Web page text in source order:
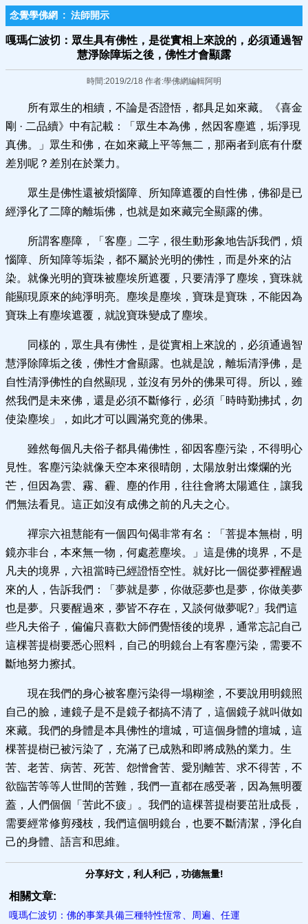
念覺學佛網 : 法師開示
嘎瑪仁波切：眾生具有佛性，是從實相上來說的，必須通過智
慧淨除障垢之後，佛性才會顯露
時間:2019/2/18 作者:學佛網編輯阿明
所有眾生的相續，不論是否證悟，都具足如來藏。《喜金
剛 · 二品續》中有記載：「眾生本為佛，然因客塵遮，垢淨現
真佛。」眾生和佛，在如來藏上平等無二，那兩者到底有什麼
差別呢？差別在於業力。
眾生是佛性還被煩惱障、所知障遮覆的自性佛，佛卻是已
經淨化了二障的離垢佛，也就是如來藏完全顯露的佛。
所謂客塵障，「客塵」二字，很生動形象地告訴我們，煩
惱障、所知障等垢染，都不屬於光明的佛性，而是外來的沾
染。就像光明的寶珠被塵埃所遮覆，只要清淨了塵埃，寶珠就
能顯現原來的純淨明亮。塵埃是塵埃，寶珠是寶珠，不能因為
寶珠上有塵埃遮覆，就說寶珠變成了塵埃。
同樣的，眾生具有佛性，是從實相上來說的，必須通過智
慧淨除障垢之後，佛性才會顯露。也就是說，離垢清淨佛，是
自性清淨佛性的自然顯現，並沒有另外的佛果可得。所以，雖
然我們是未來佛，還是必須不斷修行，必須「時時勤拂拭，勿
使染塵埃」，如此才可以圓滿究竟的佛果。
雖然每個凡夫俗子都具備佛性，卻因客塵污染，不得明心
見性。客塵污染就像天空本來很晴朗，太陽放射出燦爛的光
芒，但因為雲、霧、霾、塵的作用，往往會將太陽遮住，讓我
們無法看見。這正如沒有成佛之前的凡夫之心。
禪宗六祖慧能有一個四句偈非常有名：「菩提本無樹，明
鏡亦非台，本來無一物，何處惹塵埃。」這是佛的境界，不是
凡夫的境界，六祖當時已經證悟空性。就好比一個從夢裡醒過
來的人，告訴我們：「夢就是夢，你做惡夢也是夢，你做美夢
也是夢。只要醒過來，夢皆不存在，又談何做夢呢?」我們這
些凡夫俗子，偏偏只喜歡大師們覺悟後的境界，通常忘記自己
這棵菩提樹要悉心照料，自己的明鏡台上有客塵污染，需要不
斷地努力擦拭。
現在我們的身心被客塵污染得一塌糊塗，不要說用明鏡照
自己的臉，連鏡子是不是鏡子都搞不清了，這個鏡子就叫做如
來藏。我們的身體是本具佛性的壇城，可這個身體的壇城，這
棵菩提樹已被污染了，充滿了已成熟和即將成熟的業力。生
苦、老苦、病苦、死苦、怨憎會苦、愛別離苦、求不得苦，不
欲臨苦等等人世間的苦難，我們一直都在感受著，因為無明覆
蓋，人們個個「苦此不疲」。我們的這棵菩提樹要茁壯成長，
需要經常修剪殘枝，我們這個明鏡台，也要不斷清潔，淨化自
己的身體、語言和思維。
分享好文，利人利己，功德無量!
相關文章:
嘎瑪仁波切：佛的事業具備三種特性恆常、周遍、任運